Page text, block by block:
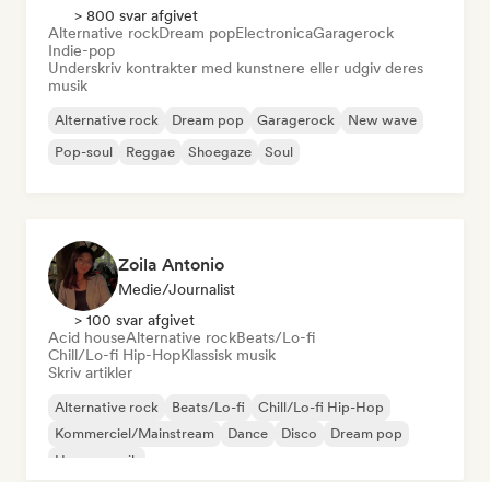
> 800 svar afgivet
Alternative rockDream popElectronicaGaragerock
Indie-pop
Underskriv kontrakter med kunstnere eller udgiv deres
musik
Alternative rock Dream pop Garagerock
New wave
Pop-soul
Reggae Shoegaze Soul
Zoila Antonio
Medie/journalist
> 100 svar afgivet
Acid houseAlternative rockBeats/Lo-fi
Chill/Lo-fi Hip-HopKlassisk musik
Skriv artikler
Alternative rock Beats/Lo-fi
Chill/Lo-fi Hip-Hop
Kommerciel/Mainstream
Dance Disco
Dream pop
House-musik